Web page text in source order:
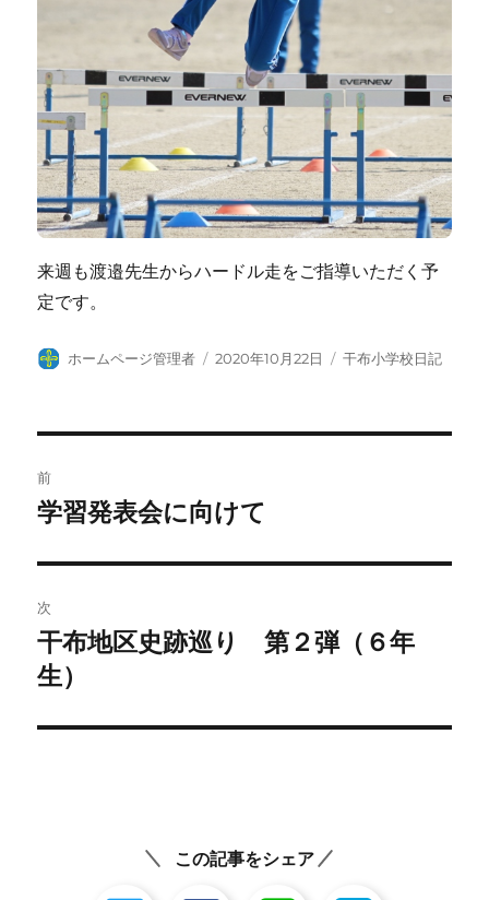
来週も渡邉先生からハードル走をご指導いただく予
定です。
投
ホームページ管理者
投
2020年10月22日
カ
干布小学校日記
稿
ビ
ゲ
ー
シ
前
前
投
稿:
学習発表会に向けて
次
次
の
稿:
干布地区史跡巡り 第２弾（６年
生）
この記事をシェア